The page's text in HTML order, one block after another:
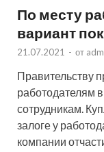
По месту
вариант
21.07.2021 - от
Правительству
работодателям
сотрудникам.
залоге у
компании